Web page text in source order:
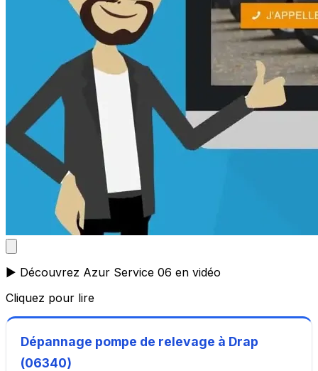
▶️ Découvrez Azur Service 06 en vidéo
Cliquez pour lire
Dépannage pompe de relevage à Drap
(06340)